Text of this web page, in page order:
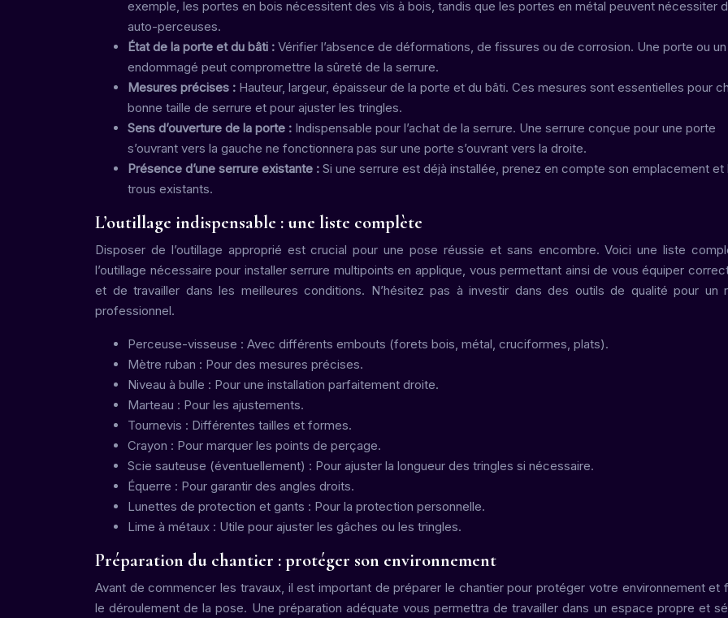
exemple, les portes en bois nécessitent des vis à bois, tandis que les portes en métal peuvent nécessiter
auto-perceuses.
État de la porte et du bâti : Vérifier l’absence de déformations, de fissures ou de corrosion. Une porte ou
endommagé peut compromettre la sûreté de la serrure.
Mesures précises : Hauteur, largeur, épaisseur de la porte et du bâti. Ces mesures sont essentielles pour
bonne taille de serrure et pour ajuster les tringles.
Sens d’ouverture de la porte : Indispensable pour l’achat de la serrure. Une serrure conçue pour une porte
s’ouvrant vers la gauche ne fonctionnera pas sur une porte s’ouvrant vers la droite.
Présence d’une serrure existante : Si une serrure est déjà installée, prenez en compte son emplacement et
trous existants.
L’outillage indispensable : une liste complète
Disposer de l’outillage approprié est crucial pour une pose réussie et sans encombre. Voici une liste
l’outillage nécessaire pour installer serrure multipoints en applique, vous permettant ainsi de vous équiper
et de travailler dans les meilleures conditions. N’hésitez pas à investir dans des outils de qualité pour un
professionnel.
Perceuse-visseuse : Avec différents embouts (forets bois, métal, cruciformes, plats).
Mètre ruban : Pour des mesures précises.
Niveau à bulle : Pour une installation parfaitement droite.
Marteau : Pour les ajustements.
Tournevis : Différentes tailles et formes.
Crayon : Pour marquer les points de perçage.
Scie sauteuse (éventuellement) : Pour ajuster la longueur des tringles si nécessaire.
Équerre : Pour garantir des angles droits.
Lunettes de protection et gants : Pour la protection personnelle.
Lime à métaux : Utile pour ajuster les gâches ou les tringles.
Préparation du chantier : protéger son environnement
Avant de commencer les travaux, il est important de préparer le chantier pour protéger votre environnement et
le déroulement de la pose. Une préparation adéquate vous permettra de travailler dans un espace propre et